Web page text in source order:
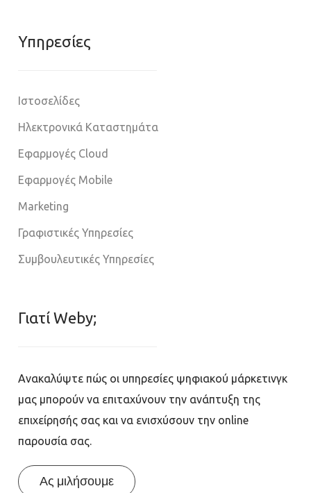
Υπηρεσίες
Ιστοσελίδες
Ηλεκτρονικά Καταστημάτα
Εφαρμογές Cloud
Εφαρμογές Mobile
Marketing
Γραφιστικές Υπηρεσίες
Συμβουλευτικές Υπηρεσίες
Γιατί Weby;
Ανακαλύψτε πώς οι υπηρεσίες ψηφιακού μάρκετινγκ
μας μπορούν να επιταχύνουν την ανάπτυξη της
επιχείρησής σας και να ενισχύσουν την online
παρουσία σας.
Ας μιλήσουμε